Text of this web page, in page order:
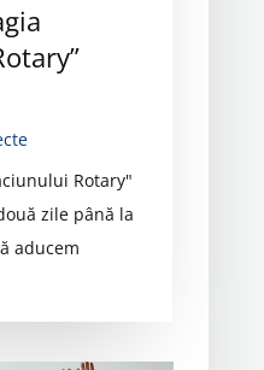
Rotary"
zile până la
aducem